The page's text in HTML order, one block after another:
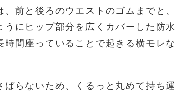
前と後ろのウエストのゴムまでと、
にヒップ部分を広くカバーした防水
間座っていることで起きる横モレな
ばらないため、くるっと丸めて持ち運